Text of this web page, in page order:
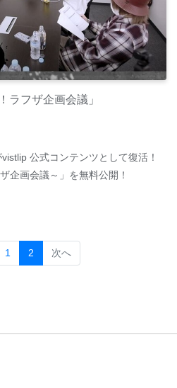
ラフザ企画会議」
公式コンテンツとして復活！
企画会議～」を無料公開！
1 2(current)
次へ